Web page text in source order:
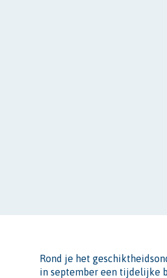
Rond je het
in september een tijdelijke